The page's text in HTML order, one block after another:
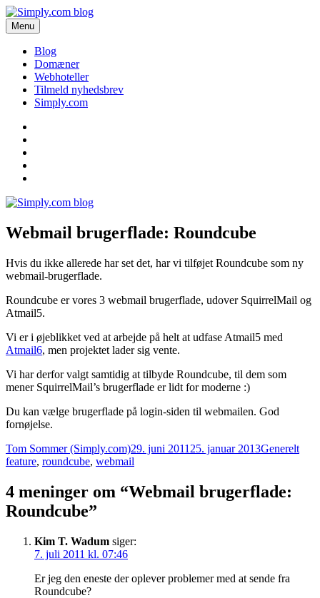
Videre
til
indhold
Simply.com blog
Få de seneste nyheder om domæner og webhoteller her.
Menu
Blog
Domæner
Webhoteller
Tilmeld nyhedsbrev
Simply.com
Webmail brugerflade: Roundcube
Hvis du ikke allerede har set det, har vi tilføjet Roundcube som ny
webmail-brugerflade.
Roundcube er vores 3 webmail brugerflade, udover SquirrelMail og
Atmail5.
Vi er i øjeblikket ved at arbejde på helt at udfase Atmail5 med
Atmail6, men projektet lader sig vente.
Vi har derfor valgt samtidig at tilbyde Roundcube, til dem som
mener SquirrelMail’s brugerflade er lidt for moderne :)
Du kan vælge brugerflade på login-siden til webmailen. God
fornøjelse.
Forfatter
Tom Sommer (Simply.com)Udgivet
29. juni 2011 25. januar 2013Kategorier
GenereltTags
feature, roundcube, webmail
4 meninger om “Webmail brugerflade:
Roundcube”
Kim T. Wadum siger:
7. juli 2011 kl. 07:46
Er jeg den eneste der oplever problemer med at sende fra
Roundcube?